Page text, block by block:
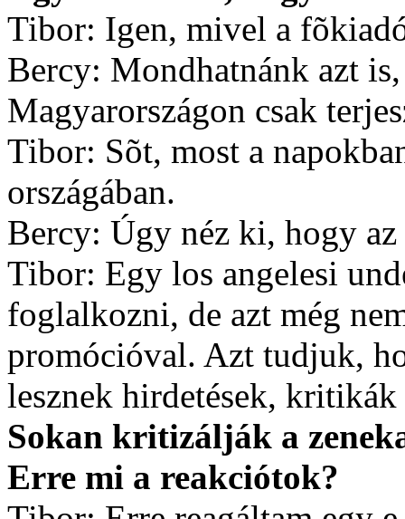
Tibor: Igen, mivel a
Bercy: Mondhatnánk azt
Magyarországon csak
Tibor: Sõt, most a
országában.
Bercy: Úgy néz ki, hogy
Tibor: Egy los angelesi
foglalkozni, de azt még
promócióval. Azt tudjuk,
lesznek hirdetések,
Sokan kritizálják a
Erre mi a reakciótok?